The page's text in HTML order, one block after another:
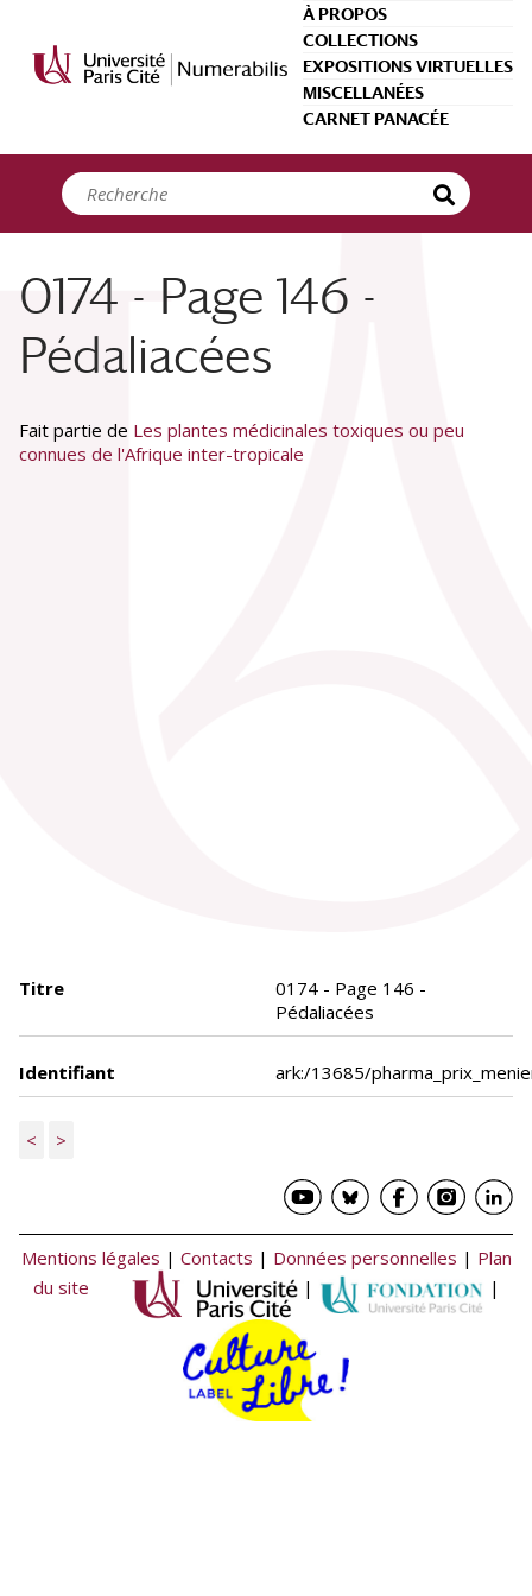
À PROPOS
COLLECTIONS
EXPOSITIONS VIRTUELLES
MISCELLANÉES
CARNET PANACÉE
0174 - Page 146 -
Pédaliacées
Fait partie de Les plantes médicinales toxiques ou peu
connues de l'Afrique inter-tropicale
Titre
0174 - Page 146 -
Pédaliacées
Identifiant ark:/13685/
< >
Mentions légales | Contacts | Données personnelles | Plan
du site
| |